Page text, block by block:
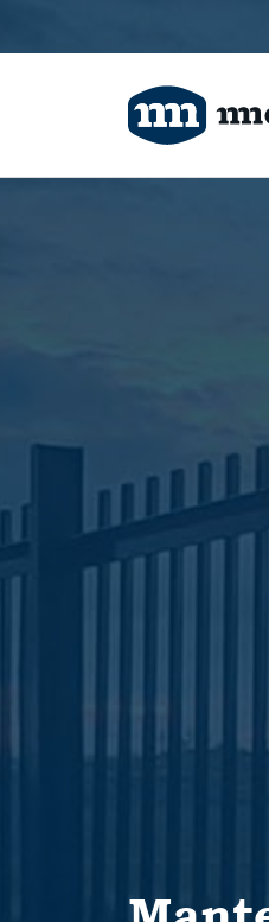
Productos
Tecnología
Ingeniería
Proyectos
Sobre nosotros